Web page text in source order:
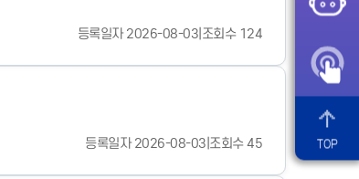
TOP
등록일자 2026-08-03 조회수 124
등록일자 2026-08-03 조회수 45